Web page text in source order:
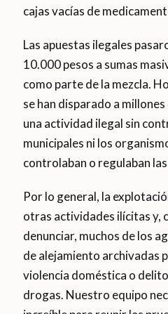
cajas vacías de
Las apuestas ilegales
10.000 pesos a sumas
como parte de la mezcla.
se han disparado a
una actividad ilegal sin
municipales ni los
controlaban o regulaban
Por lo general, la
otras actividades ilícitas y,
denunciar, muchos de los
de alejamiento archivadas
violencia doméstica o
drogas. Nuestro equipo